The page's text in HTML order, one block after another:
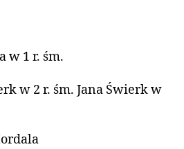
w 1 r. śm.
w 2 r. śm. Jana Świerk w